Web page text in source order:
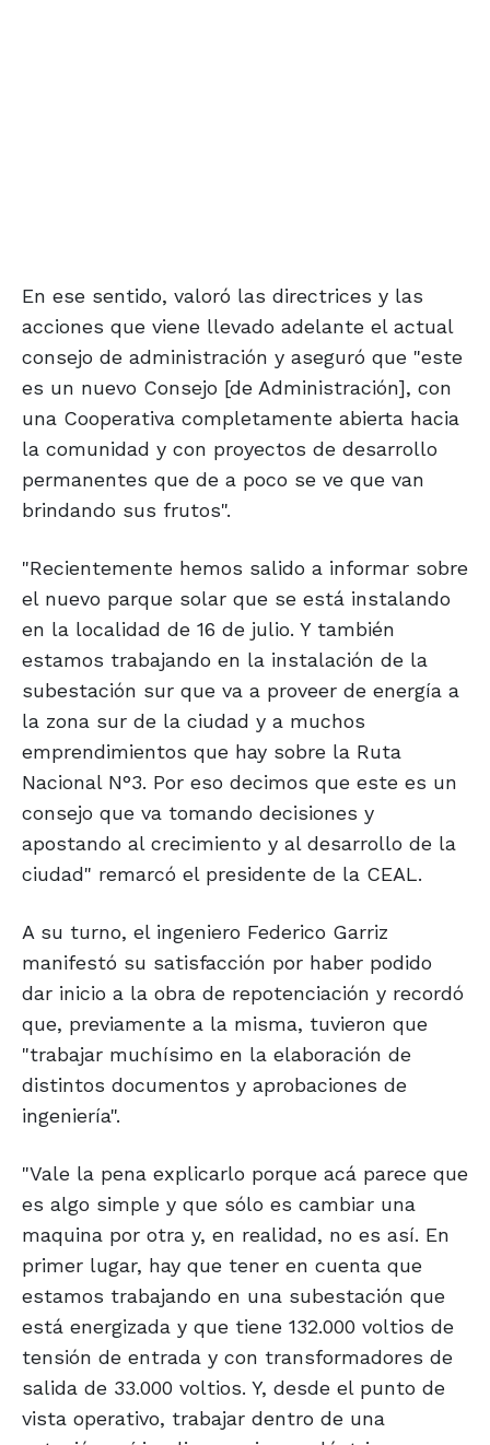
En ese sentido, valoró las directrices y las
acciones que viene llevado adelante el actual
consejo de administración y aseguró que "este
es un nuevo Consejo [de Administración], con
una Cooperativa completamente abierta hacia
la comunidad y con proyectos de desarrollo
permanentes que de a poco se ve que van
brindando sus frutos".
"Recientemente hemos salido a informar sobre
el nuevo parque solar que se está instalando
en la localidad de 16 de julio. Y también
estamos trabajando en la instalación de la
subestación sur que va a proveer de energía a
la zona sur de la ciudad y a muchos
emprendimientos que hay sobre la Ruta
Nacional N°3. Por eso decimos que este es un
consejo que va tomando decisiones y
apostando al crecimiento y al desarrollo de la
ciudad" remarcó el presidente de la CEAL.
A su turno, el ingeniero Federico Garriz
manifestó su satisfacción por haber podido
dar inicio a la obra de repotenciación y recordó
que, previamente a la misma, tuvieron que
"trabajar muchísimo en la elaboración de
distintos documentos y aprobaciones de
ingeniería".
"Vale la pena explicarlo porque acá parece que
es algo simple y que sólo es cambiar una
maquina por otra y, en realidad, no es así. En
primer lugar, hay que tener en cuenta que
estamos trabajando en una subestación que
está energizada y que tiene 132.000 voltios de
tensión de entrada y con transformadores de
salida de 33.000 voltios. Y, desde el punto de
vista operativo, trabajar dentro de una